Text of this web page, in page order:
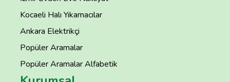
Kocaeli Halı Yıkamacılar
Ankara Elektrikçi
Popüler Aramalar
Popüler Aramalar Alfabetik